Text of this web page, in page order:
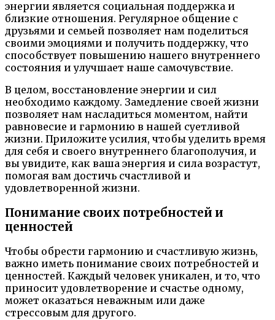
энергии является социальная поддержка и
близкие отношения. Регулярное общение с
друзьями и семьей позволяет нам поделиться
своими эмоциями и получить поддержку, что
способствует повышению нашего внутреннего
состояния и улучшает наше самочувствие.
В целом, восстановление энергии и сил
необходимо каждому. Замедление своей жизни
позволяет нам насладиться моментом, найти
равновесие и гармонию в нашей суетливой
жизни. Приложите усилия, чтобы уделить время
для себя и своего внутреннего благополучия, и
вы увидите, как ваша энергия и сила возрастут,
помогая вам достичь счастливой и
удовлетворенной жизни.
Понимание своих потребностей и
ценностей
Чтобы обрести гармонию и счастливую жизнь,
важно иметь понимание своих потребностей и
ценностей. Каждый человек уникален, и то, что
приносит удовлетворение и счастье одному,
может оказаться неважным или даже
стрессовым для другого.